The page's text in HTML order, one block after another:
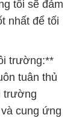
tôi sẽ đảm
nhất để tối
trường:**
tuân thủ
trường
cung ứng